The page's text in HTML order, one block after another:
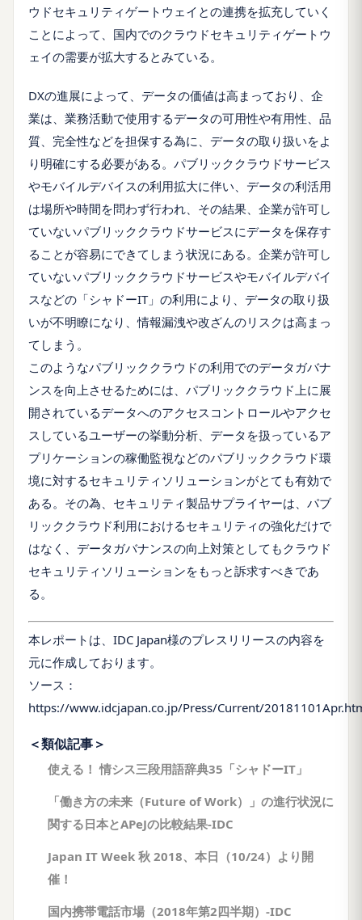
ウドセキュリティゲートウェイとの連携を拡充していく
ことによって、国内でのクラウドセキュリティゲートウ
ェイの需要が拡大するとみている。
DXの進展によって、データの価値は高まっており、企
業は、業務活動で使用するデータの可用性や有用性、品
質、完全性などを担保する為に、データの取り扱いをよ
り明確にする必要がある。パブリッククラウドサービス
やモバイルデバイスの利用拡大に伴い、データの利活用
は場所や時間を問わず行われ、その結果、企業が許可し
ていないパブリッククラウドサービスにデータを保存す
ることが容易にできてしまう状況にある。企業が許可し
ていないパブリッククラウドサービスやモバイルデバイ
スなどの「シャドーIT」の利用により、データの取り扱
いが不明瞭になり、情報漏洩や改ざんのリスクは高まっ
てしまう。
このようなパブリッククラウドの利用でのデータガバナ
ンスを向上させるためには、パブリッククラウド上に展
開されているデータへのアクセスコントロールやアクセ
スしているユーザーの挙動分析、データを扱っているア
プリケーションの稼働監視などのパブリッククラウド環
境に対するセキュリティソリューションがとても有効で
ある。その為、セキュリティ製品サプライヤーは、パブ
リッククラウド利用におけるセキュリティの強化だけで
はなく、データガバナンスの向上対策としてもクラウド
セキュリティソリューションをもっと訴求すべきであ
る。
本レポートは、IDC Japan様のプレスリリースの内容を
元に作成しております。
ソース：
https://www.idcjapan.co.jp/Press/Current/
＜類似記事＞
使える！ 情シス三段用語辞典35「シャドーIT」
「働き方の未来（Future of Work）」の進行状況に
関する日本とAPeJの比較結果-IDC
Japan IT Week 秋 2018、本日（10/24）より開
催！
国内携帯電話市場（2018年第2四半期）-IDC